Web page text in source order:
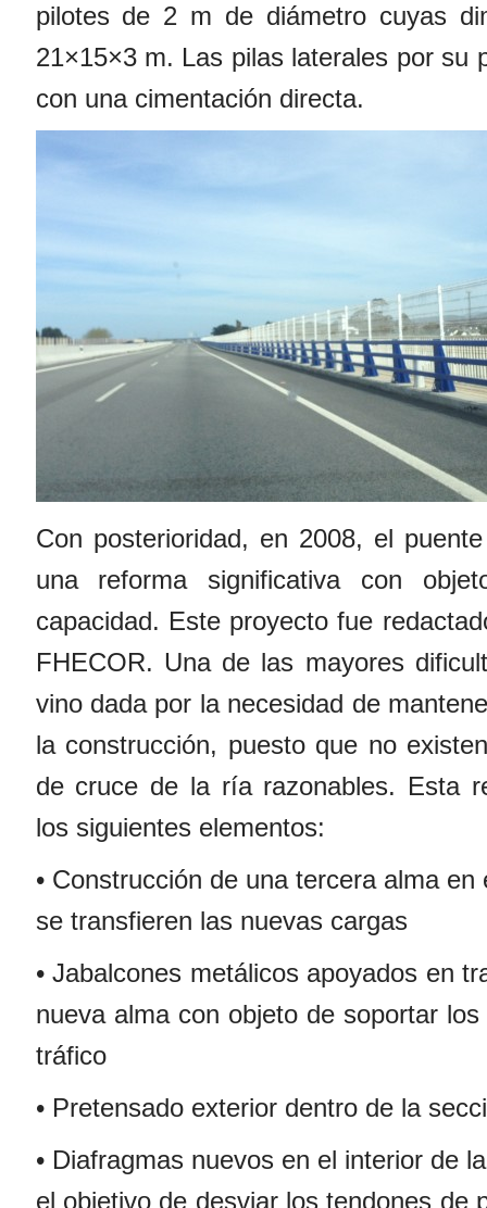
pilotes de 2 m de diámetro cuyas
21×15×3 m. Las pilas laterales por su
con una cimentación directa.
Con posterioridad, en 2008, el
una reforma significativa con
capacidad. Este proyecto fue
FHECOR. Una de las mayores
vino dada por la necesidad de
la construcción, puesto que no
de cruce de la ría razonables. Esta
los siguientes elementos:
• Construcción de una tercera alma
se transfieren las nuevas cargas
• Jabalcones metálicos apoyados en
nueva alma con objeto de soportar
tráfico
• Pretensado exterior dentro de la
• Diafragmas nuevos en el interior de
el objetivo de desviar los tendones de